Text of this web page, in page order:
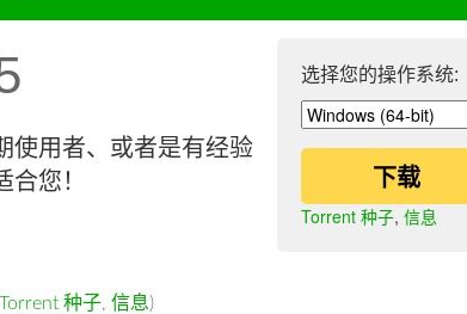
选择您的操作系统:
下载
Torrent 种子, 信息
使用者、或者是有经验
您！
Torrent 种子, 信息)